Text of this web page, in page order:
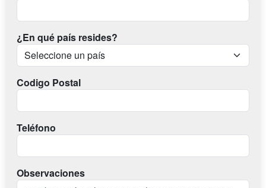
¿En qué país resides?
Codigo Postal
Teléfono
Observaciones